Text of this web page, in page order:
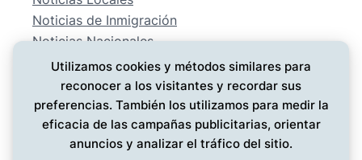
Noticias de Inmigración
Noticias Nacionales
Deportes
Entretenimiento
EMPRESA
Conócenos
Política de Privacidad
Utilizamos cookies y métodos similares para
reconocer a los visitantes y recordar sus
preferencias. También los utilizamos para medir la
eficacia de las campañas publicitarias, orientar
anuncios y analizar el tráfico del sitio.